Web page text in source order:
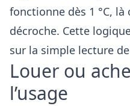
fonctionne dès 1 °C,
décroche. Cette
sur la simple lecture
Louer ou
l’usage